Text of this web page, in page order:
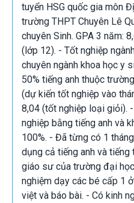
tuyển HSG quốc gia môn
trường THPT Chuyên Lê
chuyên Sinh. GPA 3 năm:
(lớp 12). - Tốt nghiệp
chuyên ngành khoa học y
50% tiếng anh thuộc
(dự kiến tốt nghiệp vào
8,04 (tốt nghiệp loại giỏi).
nghiệp bằng tiếng anh và
100%. - Đã từng có 1
dụng cả tiếng anh và
giáo sư của trường đại
nghiệm dạy các bé cấp 1
việt và báo bài. - Có kinh